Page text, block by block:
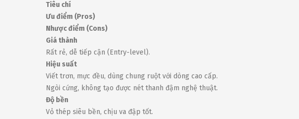
Tiêu chí
Ưu điểm (Pros)
Nhược điểm (Cons)
Giá thành
Rất rẻ, dễ tiếp cận (Entry-level).
Hiệu suất
Viết trơn, mực đều, dùng chung ruột với dòng cao cấp.
Ngòi cứng, không tạo được nét thanh đậm nghệ thuật.
Độ bền
Vỏ thép siêu bền, chịu va đập tốt.